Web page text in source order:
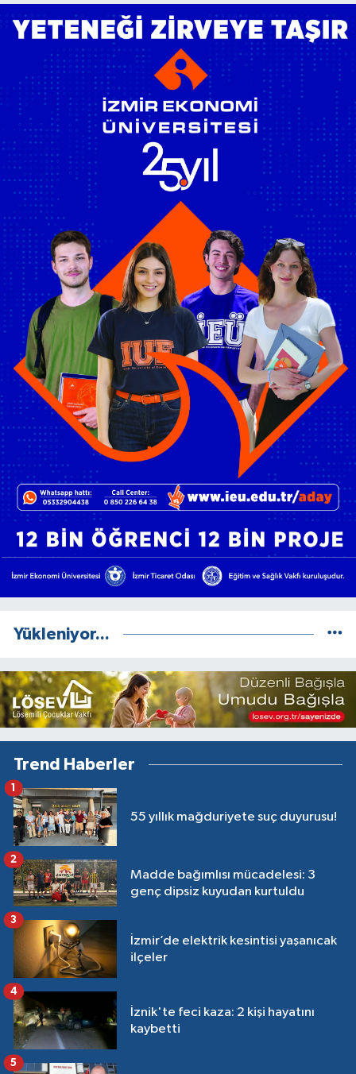
Yükleniyor...
Trend Haberler
55 yıllık mağduriyete suç duyurusu!
1
Madde bağımlısı mücadelesi: 3
genç dipsiz kuyudan kurtuldu
2
İzmir’de elektrik kesintisi yaşanıcak
ilçeler
3
İznik'te feci kaza: 2 kişi hayatını
kaybetti
4
5